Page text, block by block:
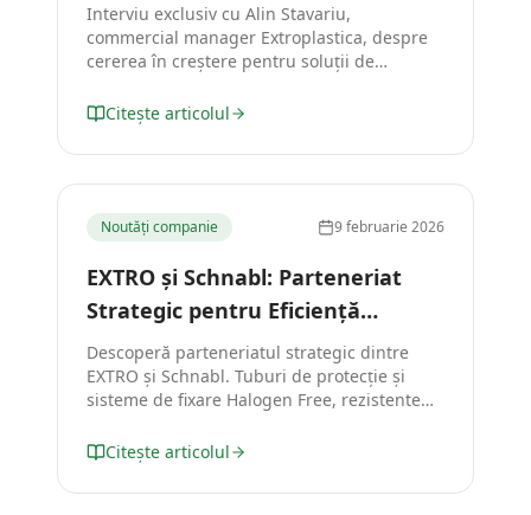
Interviu exclusiv cu Alin Stavariu,
commercial manager Extroplastica, despre
cererea în creștere pentru soluții de
regenerabilă, diferențele dintre piețele
mature și România, și importanța costului
total pe termen lung.
Citește articolul
Noutăți companie 9 februarie 2026
EXTRO și Schnabl: Parteneriat
Strategic pentru Eficiență
Maximă în Instalații Electrice
Descoperă parteneriatul strategic dintre
EXTRO și Schnabl. Tuburi de protecție și
sisteme de fixare Halogen Free, rezistente
cu până la 60%.
Citește articolul